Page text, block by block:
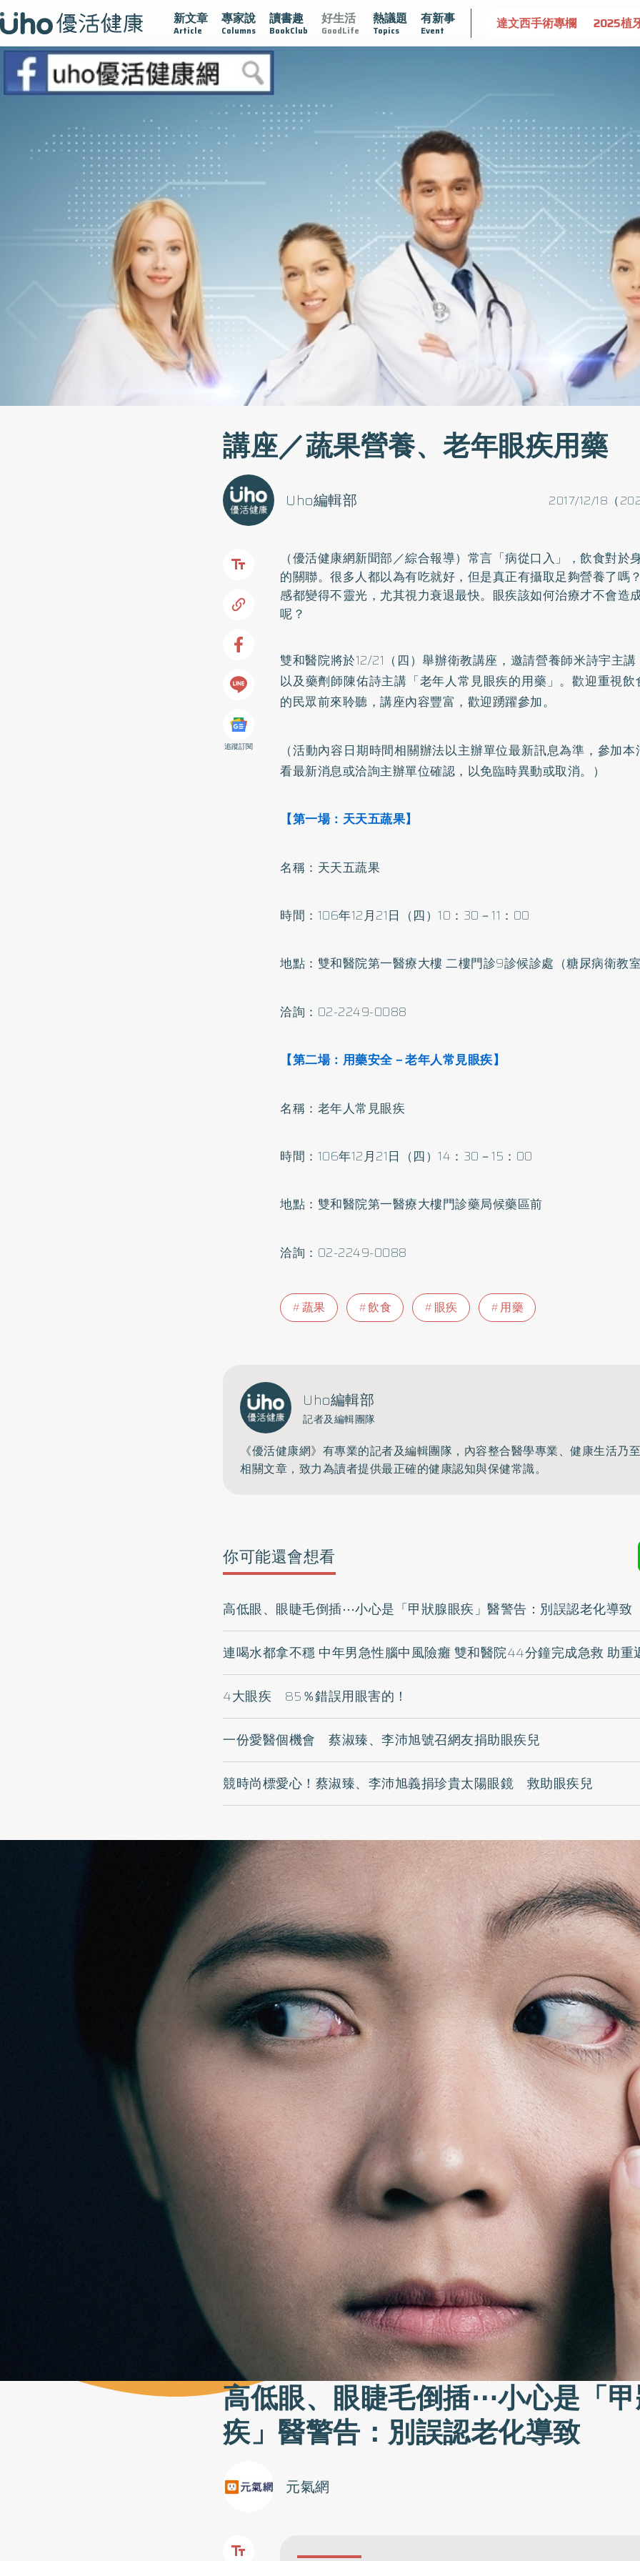
新文章
Article
專家說
Columns
讀書趣
BookClub
好生活
GoodLife
熱議題
Topics
有新事
Event
疫情保衛戰 再生醫學 愛的未來視 認識攝護腺肥大 守護骨骼健康 達文西手術專欄 2025植牙指南 漸凍不孤
講座／蔬果營養、老年眼疾用藥
2017/12/18（
Uho編輯部
追蹤訂閱
（優活健康網新聞部／綜合報導）常言「病從口入」，飲食對於
的關聯。很多人都以為有吃就好，但是真正有攝取足夠營養了嗎
感都變得不靈光，尤其視力衰退最快。眼疾該如何治療才不會造
呢？
雙和醫院將於12/21（四）舉辦衛教講座，邀請營養師米詩宇主講
以及藥劑師陳佑詩主講「老年人常見眼疾的用藥」。歡迎重視
的民眾前來聆聽，講座內容豐富，歡迎踴躍參加。
（活動內容日期時間相關辦法以主辦單位最新訊息為準，參加
看最新消息或洽詢主辦單位確認，以免臨時異動或取消。）
【第一場：天天五蔬果】
名稱：天天五蔬果
時間：106年12月21日（四）10：30－11：00
地點：雙和醫院第一醫療大樓 二樓門診9診候診處（糖尿病衛教
洽詢：02-2249-0088
【第二場：用藥安全－老年人常見眼疾】
名稱：老年人常見眼疾
時間：106年12月21日（四）14：30－15：00
地點：雙和醫院第一醫療大樓門診藥局候藥區前
洽詢：02-2249-0088
蔬果 飲食 眼疾 用藥
Uho編輯部
記者及編輯團隊
《優活健康網》有專業的記者及編輯團隊，內容整合醫學專業、健康生活乃
相關文章，致力為讀者提供最正確的健康認知與保健常識。
你可能還會想看
高低眼、眼睫毛倒插⋯小心是「甲狀腺眼疾」醫警告：別誤認老化導致
連喝水都拿不穩 中年男急性腦中風險癱 雙和醫院44分鐘完成急救 助重
4大眼疾 85％錯誤用眼害的！
一份愛醫個機會 蔡淑臻、李沛旭號召網友捐助眼疾兒
競時尚標愛心！蔡淑臻、李沛旭義捐珍貴太陽眼鏡 救助眼疾兒
高低眼、眼睫毛倒插⋯小心是「
疾」醫警告：別誤認老化導致
元氣網